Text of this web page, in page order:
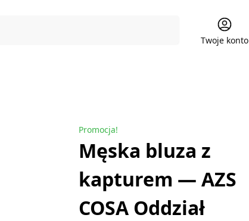
Twoje konto
Promocja!
Męska bluza z
kapturem — AZS
COSA Oddział